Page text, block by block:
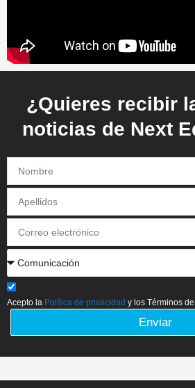
¿Quieres recibir
noticias de Next
Acepto la Política de privacidad y los Términos
Enviar